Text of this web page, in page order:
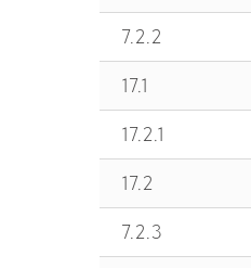
7.2.2
17.1
17.2.1
17.2
7.2.3